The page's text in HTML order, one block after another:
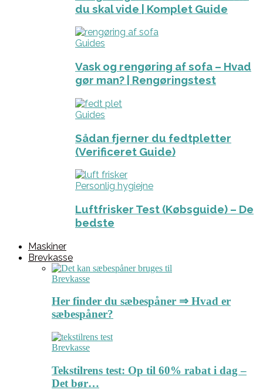
du skal vide | Komplet Guide
Guides
Vask og rengøring af sofa – Hvad
gør man? | Rengøringstest
Guides
Sådan fjerner du fedtpletter
(Verificeret Guide)
Personlig hygiejne
Luftfrisker Test (Købsguide) – De
bedste
Maskiner
Brevkasse
Brevkasse
Her finder du sæbespåner ⇒ Hvad er
sæbespåner?
Brevkasse
Tekstilrens test: Op til 60% rabat i dag –
Det bør…